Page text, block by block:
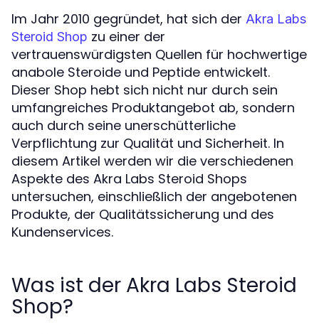
Im Jahr 2010 gegründet, hat sich der Akra Labs
Steroid Shop zu einer der
vertrauenswürdigsten Quellen für hochwertige
anabole Steroide und Peptide entwickelt.
Dieser Shop hebt sich nicht nur durch sein
umfangreiches Produktangebot ab, sondern
auch durch seine unerschütterliche
Verpflichtung zur Qualität und Sicherheit. In
diesem Artikel werden wir die verschiedenen
Aspekte des Akra Labs Steroid Shops
untersuchen, einschließlich der angebotenen
Produkte, der Qualitätssicherung und des
Kundenservices.
Was ist der Akra Labs Steroid
Shop?